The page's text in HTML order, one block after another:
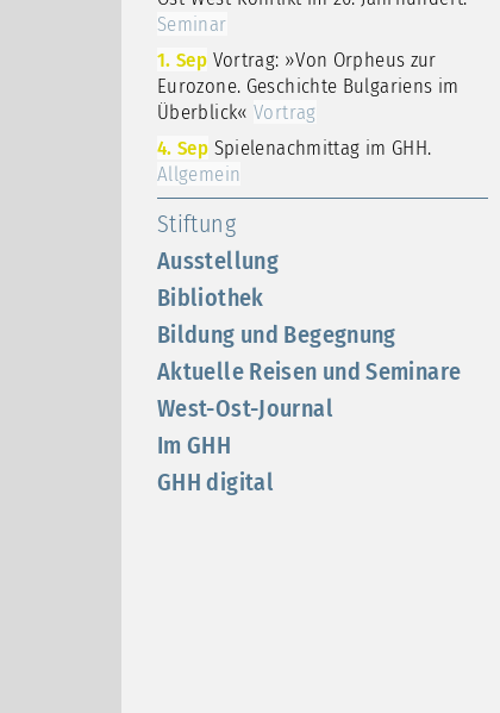
Stiftung
Ausstellung
Bibliothek
Bildung und Begegnung
Aktuelle Reisen und Seminare
West-Ost-Journal
Im GHH
GHH digital
Seminar
1. Sep Vortrag: »Von Orpheus zur
Eurozone. Geschichte Bulgariens im
Überblick«Vortrag
4. Sep Spielenachmittag im GHH.
Allgemein